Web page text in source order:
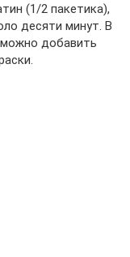
(1/2 пакетика),
десяти минут. В
добавить